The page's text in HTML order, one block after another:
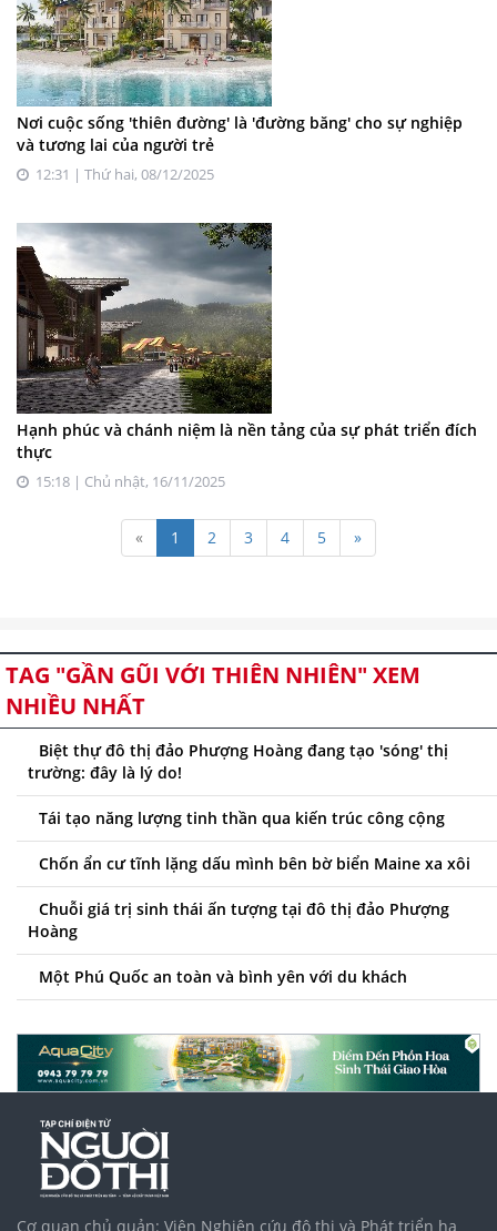
Nơi cuộc sống 'thiên đường' là 'đường băng' cho sự nghiệp
và tương lai của người trẻ
12:31 | Thứ hai, 08/12/2025
Hạnh phúc và chánh niệm là nền tảng của sự phát triển đích
thực
15:18 | Chủ nhật, 16/11/2025
« 1 2 3 4 5 »
TAG "GẦN GŨI VỚI THIÊN NHIÊN" XEM
NHIỀU NHẤT
Biệt thự đô thị đảo Phượng Hoàng đang tạo 'sóng' thị
trường: đây là lý do!
Tái tạo năng lượng tinh thần qua kiến trúc công cộng
Chốn ẩn cư tĩnh lặng dấu mình bên bờ biển Maine xa xôi
Chuỗi giá trị sinh thái ấn tượng tại đô thị đảo Phượng
Hoàng
Một Phú Quốc an toàn và bình yên với du khách
Cơ quan chủ quản: Viện Nghiên cứu đô thị và Phát triển hạ